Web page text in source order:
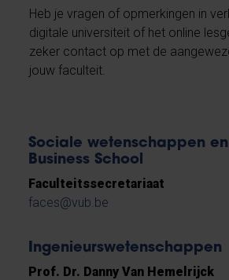
Heb je vragen of opmerkingen in
digitale universiteit of het online
zeker contact op met de
jouw faculteit.
Sociale wetenschappen
Business School
Faculteitssecretariaat
faces@vub.be
Ingenieurswetenschappen
Prof. Dr. Danny Van Hemelrijck